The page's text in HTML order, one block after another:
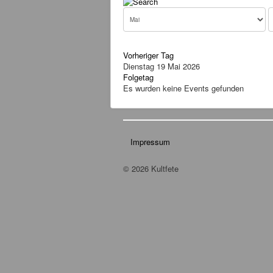
Vorheriger Tag
Dienstag 19 Mai 2026
Folgetag
Es wurden keine Events gefunden
Impressum
© 2026 Kultfete